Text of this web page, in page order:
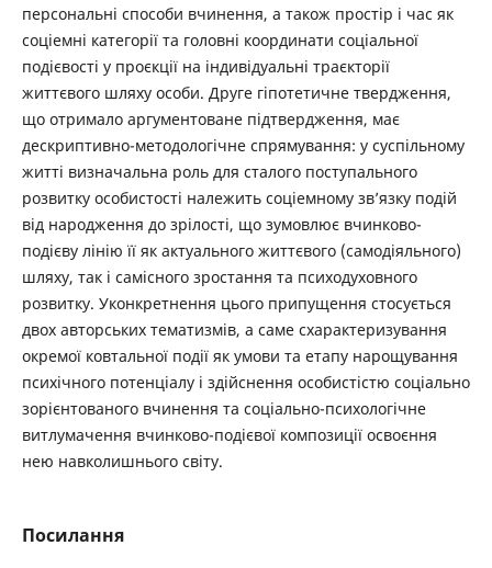
персональні способи вчинення, а також простір і час як
соціемні категорії та головні координати соціальної
подієвості у проєкції на індивідуальні траєкторії
життєвого шляху особи. Друге гіпотетичне твердження,
що отримало аргументоване підтвердження, має
дескриптивно-методологічне спрямування: у суспільному
житті визначальна роль для сталого поступального
розвитку особистості належить соціемному зв’язку подій
від народження до зрілості, що зумовлює вчинково-
подієву лінію її як актуального життєвого (самодіяльного)
шляху, так і самісного зростання та психодуховного
розвитку. Уконкретнення цього припущення стосується
двох авторських тематизмів, а саме схарактеризування
окремої ковтальної події як умови та етапу нарощування
психічного потенціалу і здійснення особистістю соціально
зорієнтованого вчинення та соціально-психологічне
витлумачення вчинково-подієвої композиції освоєння
нею навколишнього світу.
Посилання